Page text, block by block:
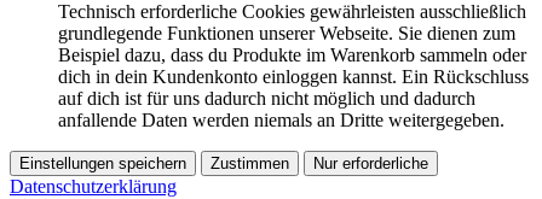
Technisch erforderliche Cookies gewährleisten ausschließlich
grundlegende Funktionen unserer Webseite. Sie dienen zum
Beispiel dazu, dass du Produkte im Warenkorb sammeln oder
dich in dein Kundenkonto einloggen kannst. Ein Rückschluss
auf dich ist für uns dadurch nicht möglich und dadurch
anfallende Daten werden niemals an Dritte weitergegeben.
Einstellungen speichern Zustimmen Nur erforderliche
Datenschutzerklärung